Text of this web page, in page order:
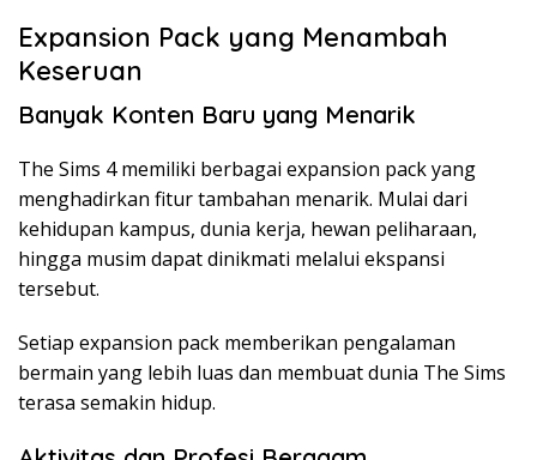
Expansion Pack yang Menambah
Keseruan
Banyak Konten Baru yang Menarik
The Sims 4 memiliki berbagai expansion pack yang
menghadirkan fitur tambahan menarik. Mulai dari
kehidupan kampus, dunia kerja, hewan peliharaan,
hingga musim dapat dinikmati melalui ekspansi
tersebut.
Setiap expansion pack memberikan pengalaman
bermain yang lebih luas dan membuat dunia The Sims
terasa semakin hidup.